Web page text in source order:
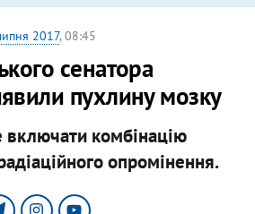
2017, 08:45
сенатора
пухлину мозку
комбінацію
опромінення.